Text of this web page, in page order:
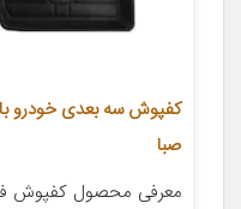
صبا
معرفی محصول کفپوش